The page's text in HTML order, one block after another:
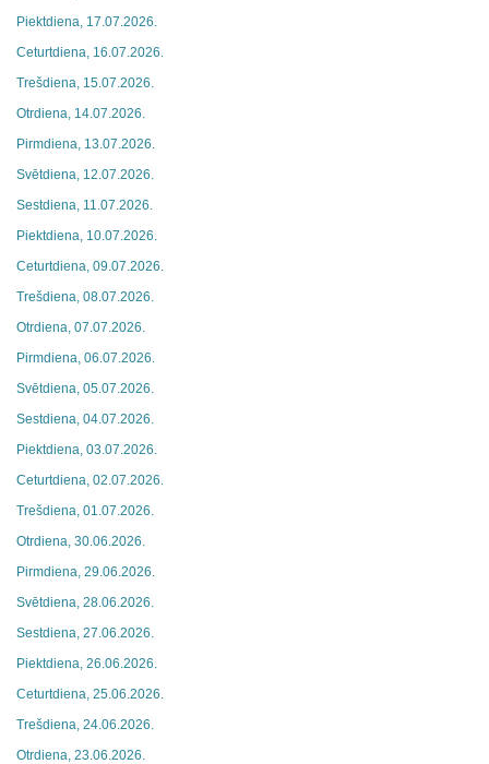
Piektdiena, 17.07.2026.
Ceturtdiena, 16.07.2026.
Trešdiena, 15.07.2026.
Otrdiena, 14.07.2026.
Pirmdiena, 13.07.2026.
Svētdiena, 12.07.2026.
Sestdiena, 11.07.2026.
Piektdiena, 10.07.2026.
Ceturtdiena, 09.07.2026.
Trešdiena, 08.07.2026.
Otrdiena, 07.07.2026.
Pirmdiena, 06.07.2026.
Svētdiena, 05.07.2026.
Sestdiena, 04.07.2026.
Piektdiena, 03.07.2026.
Ceturtdiena, 02.07.2026.
Trešdiena, 01.07.2026.
Otrdiena, 30.06.2026.
Pirmdiena, 29.06.2026.
Svētdiena, 28.06.2026.
Sestdiena, 27.06.2026.
Piektdiena, 26.06.2026.
Ceturtdiena, 25.06.2026.
Trešdiena, 24.06.2026.
Otrdiena, 23.06.2026.